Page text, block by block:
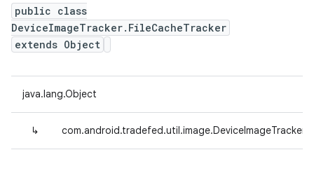
public class
DeviceImageTracker.FileCacheTracker
extends Object
java.lang.Object
↳